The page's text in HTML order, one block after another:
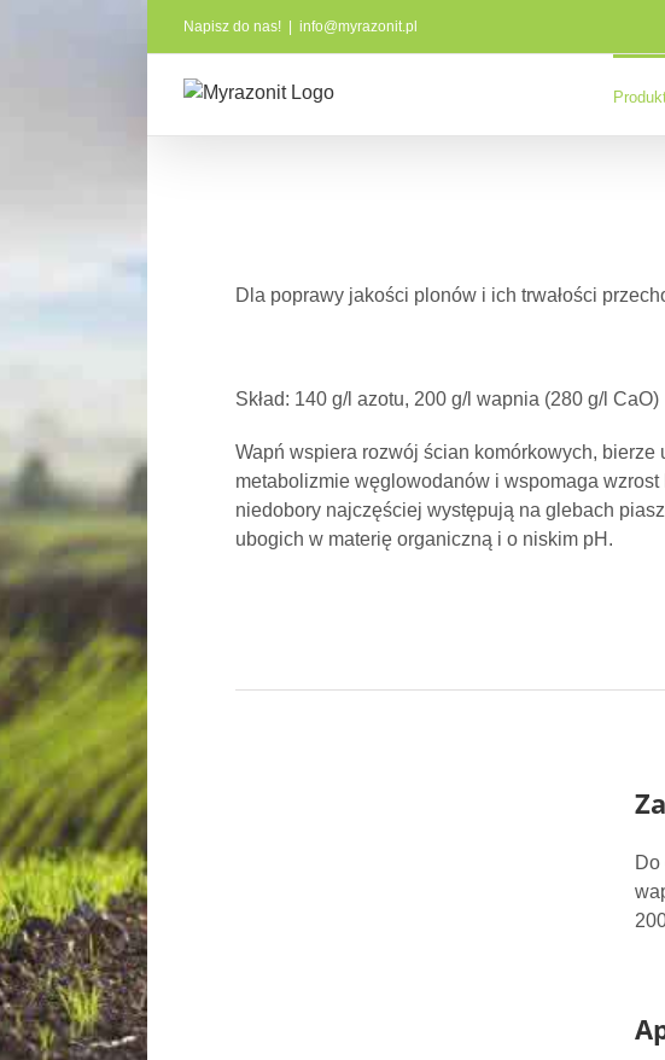
Napisz do nas! info@myrazonit.pl
Dla poprawy jakości plonów i ich trwałości
Skład: 140 g/l azotu, 200 g/l wapnia (280 g/l CaO)
Wapń wspiera rozwój ścian komórkowych, bierze
metabolizmie węglowodanów i wspomaga wzrost
niedobory najczęściej występują na glebach
ubogich w materię organiczną i o niskim pH.